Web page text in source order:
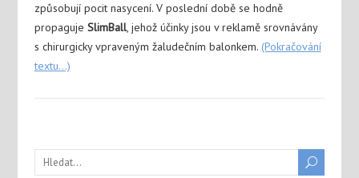
způsobují pocit nasycení. V poslední době se hodně
propaguje SlimBall, jehož účinky jsou v reklamě srovnávány
s chirurgicky vpraveným žaludečním balonkem. (Pokračování
textu…)